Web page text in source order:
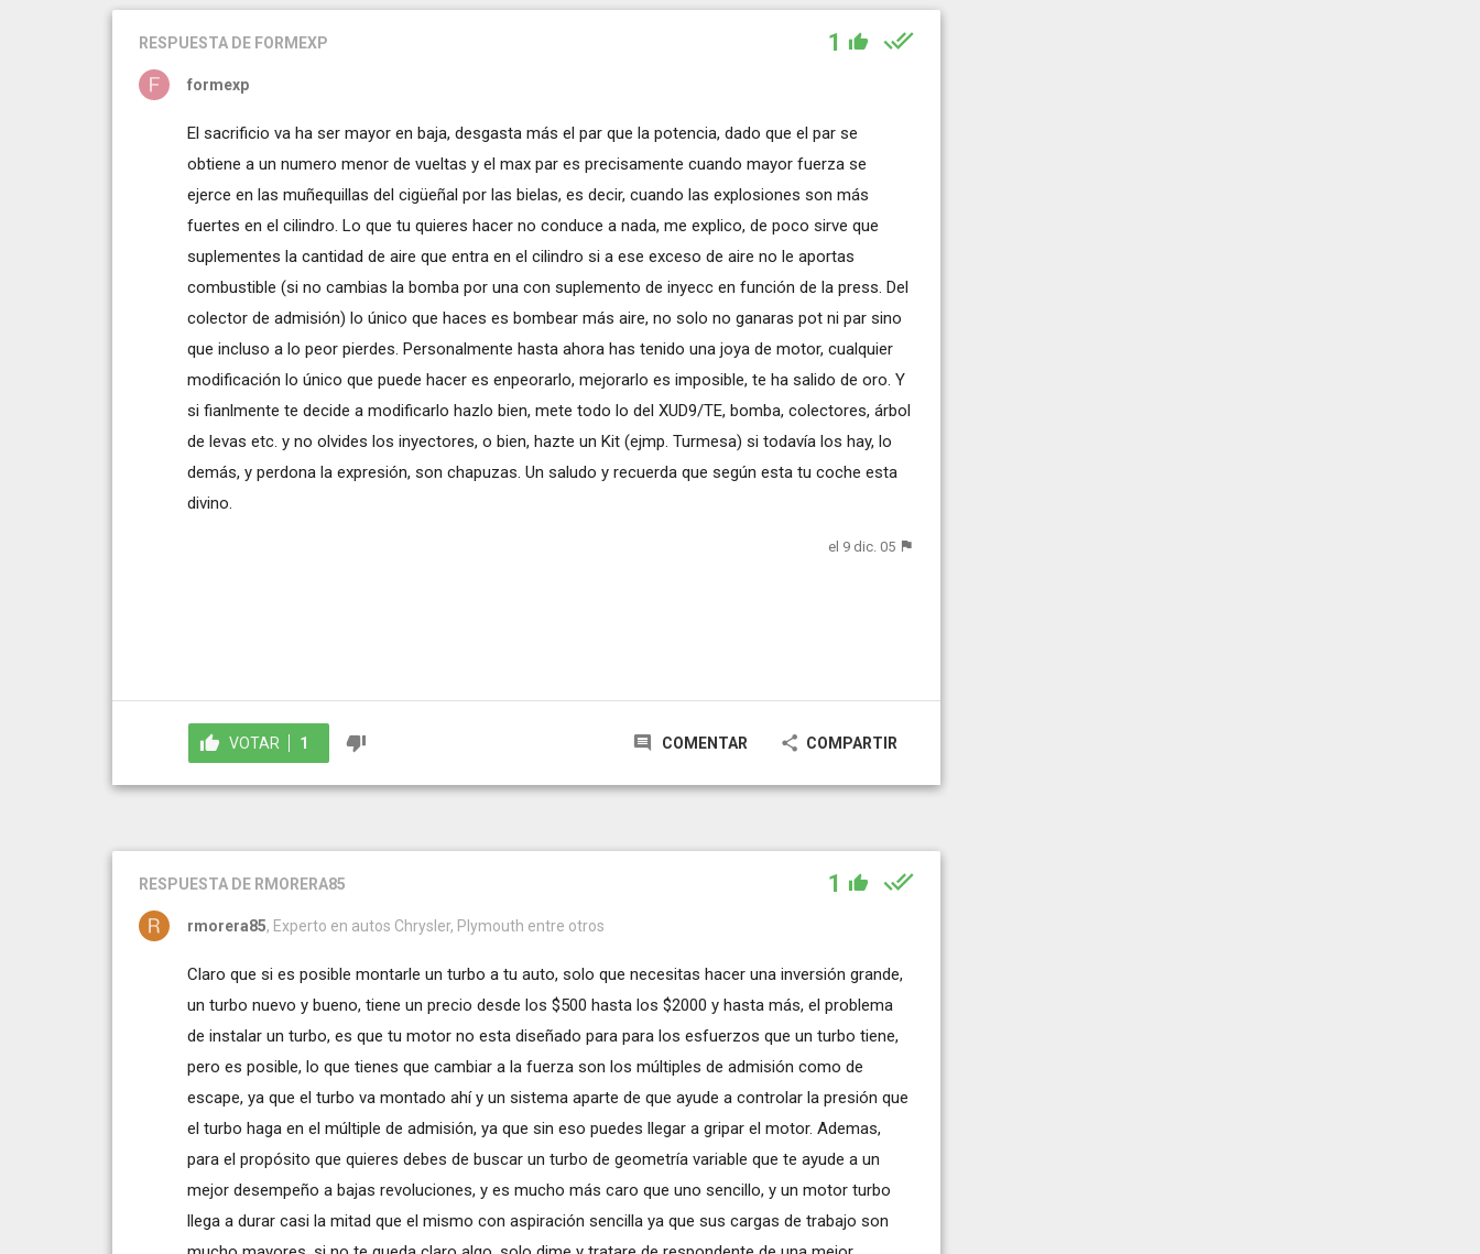
RESPUESTA DE FORMEXP 1
formexp
El sacrificio va ha ser mayor en baja, desgasta más el par que la potencia, dado que el par se
obtiene a un numero menor de vueltas y el max par es precisamente cuando mayor fuerza se
ejerce en las muñequillas del cigüeñal por las bielas, es decir, cuando las explosiones son más
fuertes en el cilindro. Lo que tu quieres hacer no conduce a nada, me explico, de poco sirve que
suplementes la cantidad de aire que entra en el cilindro si a ese exceso de aire no le aportas
combustible (si no cambias la bomba por una con suplemento de inyecc en función de la press. Del
colector de admisión) lo único que haces es bombear más aire, no solo no ganaras pot ni par sino
que incluso a lo peor pierdes. Personalmente hasta ahora has tenido una joya de motor, cualquier
modificación lo único que puede hacer es enpeorarlo, mejorarlo es imposible, te ha salido de oro. Y
si fianlmente te decide a modificarlo hazlo bien, mete todo lo del XUD9/TE, bomba, colectores, árbol
de levas etc. y no olvides los inyectores, o bien, hazte un Kit (ejmp. Turmesa) si todavía los hay, lo
demás, y perdona la expresión, son chapuzas. Un saludo y recuerda que según esta tu coche esta
divino.
el 9 dic. 05
VOTAR 1 COMENTAR COMPARTIR
RESPUESTA DE RMORERA85 1
rmorera85, Experto en autos Chrysler, Plymouth entre otros
Claro que si es posible montarle un turbo a tu auto, solo que necesitas hacer una inversión grande,
un turbo nuevo y bueno, tiene un precio desde los $500 hasta los $2000 y hasta más, el problema
de instalar un turbo, es que tu motor no esta diseñado para para los esfuerzos que un turbo tiene,
pero es posible, lo que tienes que cambiar a la fuerza son los múltiples de admisión como de
escape, ya que el turbo va montado ahí y un sistema aparte de que ayude a controlar la presión que
el turbo haga en el múltiple de admisión, ya que sin eso puedes llegar a gripar el motor. Ademas,
para el propósito que quieres debes de buscar un turbo de geometría variable que te ayude a un
mejor desempeño a bajas revoluciones, y es mucho más caro que uno sencillo, y un motor turbo
llega a durar casi la mitad que el mismo con aspiración sencilla ya que sus cargas de trabajo son